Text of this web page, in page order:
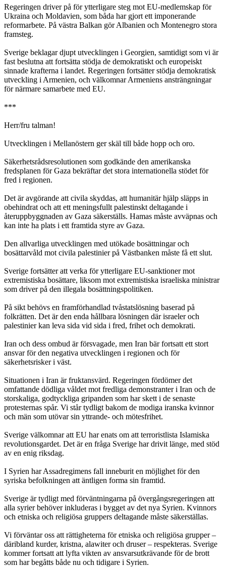
Regeringen driver på för ytterligare steg mot EU-medlemskap för
Ukraina och Moldavien, som båda har gjort ett imponerande
reformarbete. På västra Balkan gör Albanien och Montenegro stora
framsteg.
Sverige beklagar djupt utvecklingen i Georgien, samtidigt som vi är
fast beslutna att fortsätta stödja de demokratiskt och europeiskt
sinnade krafterna i landet. Regeringen fortsätter stödja demokratisk
utveckling i Armenien, och välkomnar Armeniens ansträngningar
för närmare samarbete med EU.
***
Herr/fru talman!
Utvecklingen i Mellanöstern ger skäl till både hopp och oro.
Säkerhetsrådsresolutionen som godkände den amerikanska
fredsplanen för Gaza bekräftar det stora internationella stödet för
fred i regionen.
Det är avgörande att civila skyddas, att humanitär hjälp släpps in
obehindrat och att ett meningsfullt palestinskt deltagande i
återuppbyggnaden av Gaza säkerställs. Hamas måste avväpnas och
kan inte ha plats i ett framtida styre av Gaza.
Den allvarliga utvecklingen med utökade bosättningar och
bosättarvåld mot civila palestinier på Västbanken måste få ett slut.
Sverige fortsätter att verka för ytterligare EU-sanktioner mot
extremistiska bosättare, liksom mot extremistiska israeliska ministrar
som driver på den illegala bosättningspolitiken.
På sikt behövs en framförhandlad tvåstatslösning baserad på
folkrätten. Det är den enda hållbara lösningen där israeler och
palestinier kan leva sida vid sida i fred, frihet och demokrati.
Iran och dess ombud är försvagade, men Iran bär fortsatt ett stort
ansvar för den negativa utvecklingen i regionen och för
säkerhetsrisker i väst.
Situationen i Iran är fruktansvärd. Regeringen fördömer det
omfattande dödliga våldet mot fredliga demonstranter i Iran och de
storskaliga, godtyckliga gripanden som har skett i de senaste
protesternas spår. Vi står tydligt bakom de modiga iranska kvinnor
och män som utövar sin yttrande- och mötesfrihet.
Sverige välkomnar att EU har enats om att terroristlista Islamiska
revolutionsgardet. Det är en fråga Sverige har drivit länge, med stöd
av en enig riksdag.
I Syrien har Assadregimens fall inneburit en möjlighet för den
syriska befolkningen att äntligen forma sin framtid.
Sverige är tydligt med förväntningarna på övergångsregeringen att
alla syrier behöver inkluderas i bygget av det nya Syrien. Kvinnors
och etniska och religiösa gruppers deltagande måste säkerställas.
Vi förväntar oss att rättigheterna för etniska och religiösa grupper –
däribland kurder, kristna, alawiter och druser – respekteras. Sverige
kommer fortsatt att lyfta vikten av ansvarsutkrävande för de brott
som har begåtts både nu och tidigare i Syrien.